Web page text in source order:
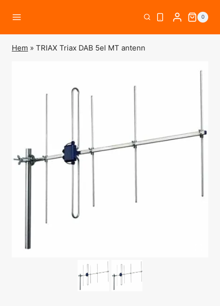
0
Hem » TRIAX Triax DAB 5el MT antenn